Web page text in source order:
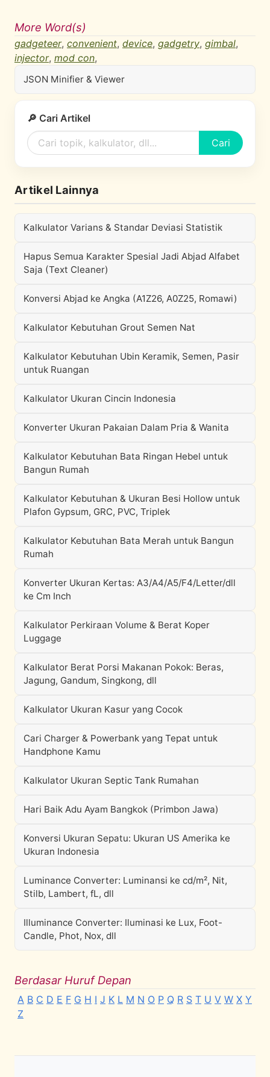
More Word(s)
gadgeteer, convenient, device, gadgetry, gimbal,
injector, mod con,
JSON Minifier & Viewer
🔎 Cari Artikel
Cari
Artikel Lainnya
Kalkulator Varians & Standar Deviasi Statistik
Hapus Semua Karakter Spesial Jadi Abjad Alfabet
Saja (Text Cleaner)
Konversi Abjad ke Angka (A1Z26, A0Z25, Romawi)
Kalkulator Kebutuhan Grout Semen Nat
Kalkulator Kebutuhan Ubin Keramik, Semen, Pasir
untuk Ruangan
Kalkulator Ukuran Cincin Indonesia
Konverter Ukuran Pakaian Dalam Pria & Wanita
Kalkulator Kebutuhan Bata Ringan Hebel untuk
Bangun Rumah
Kalkulator Kebutuhan & Ukuran Besi Hollow untuk
Plafon Gypsum, GRC, PVC, Triplek
Kalkulator Kebutuhan Bata Merah untuk Bangun
Rumah
Konverter Ukuran Kertas: A3/A4/A5/F4/Letter/dll
ke Cm Inch
Kalkulator Perkiraan Volume & Berat Koper
Luggage
Kalkulator Berat Porsi Makanan Pokok: Beras,
Jagung, Gandum, Singkong, dll
Kalkulator Ukuran Kasur yang Cocok
Cari Charger & Powerbank yang Tepat untuk
Handphone Kamu
Kalkulator Ukuran Septic Tank Rumahan
Hari Baik Adu Ayam Bangkok (Primbon Jawa)
Konversi Ukuran Sepatu: Ukuran US Amerika ke
Ukuran Indonesia
Luminance Converter: Luminansi ke cd/m², Nit,
Stilb, Lambert, fL, dll
Illuminance Converter: Iluminasi ke Lux, Foot-
Candle, Phot, Nox, dll
Berdasar Huruf Depan
A B C D E F G H I J K L M N O P Q R S T U V W X Y
Z